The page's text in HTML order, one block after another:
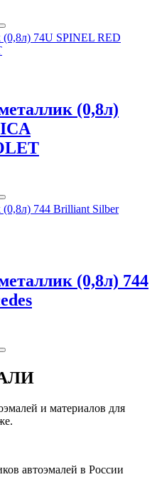
(0,8л)
(0,8л) 744
и материалов для
автоэмалей в России